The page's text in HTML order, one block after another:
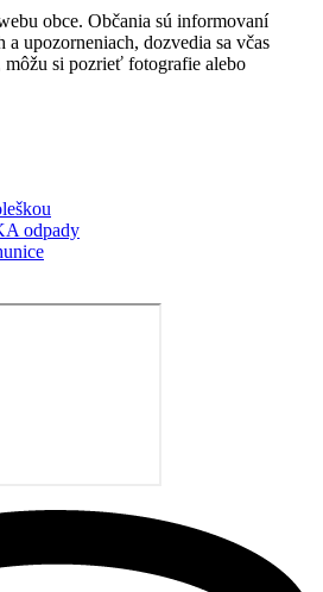
obce. Občania sú informovaní
upozorneniach, dozvedia sa včas
si pozrieť fotografie alebo
odpady